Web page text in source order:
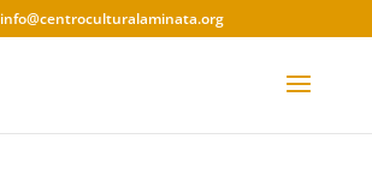
info@centroculturalaminata.org